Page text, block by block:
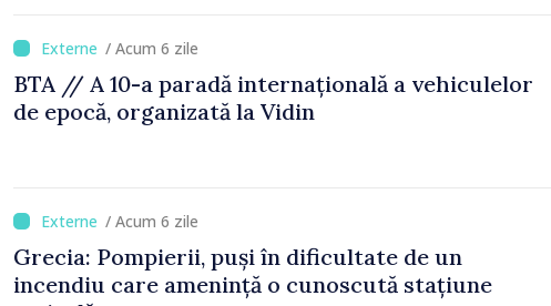
/ Acum 6 zile
BTA // A 10-a paradă internațională a vehiculelor
de epocă, organizată la Vidin
/ Acum 6 zile
Grecia: Pompierii, puși în dificultate de un
incendiu care amenință o cunoscută stațiune